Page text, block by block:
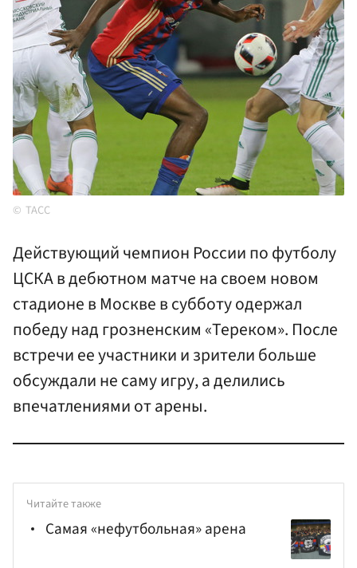
ТАСС
Действующий чемпион России по футболу
ЦСКА в дебютном матче на своем новом
стадионе в Москве в субботу одержал
победу над грозненским «Тереком». После
встречи ее участники и зрители больше
обсуждали не саму игру, а делились
впечатлениями от арены.
Читайте также
Самая «нефутбольная» арена